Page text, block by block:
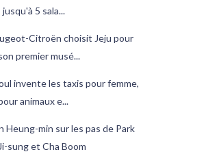
jusqu'à 5 sala...
Citroën choisit Jeju pour
premier musé...
invente les taxis pour femme,
animaux e...
Heung-min sur les pas de Park
sung et Cha Boom